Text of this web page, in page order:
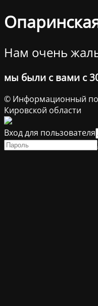
Нам очень
мы были с вами с
© Информационный
Кировской области
Вход для пользователя